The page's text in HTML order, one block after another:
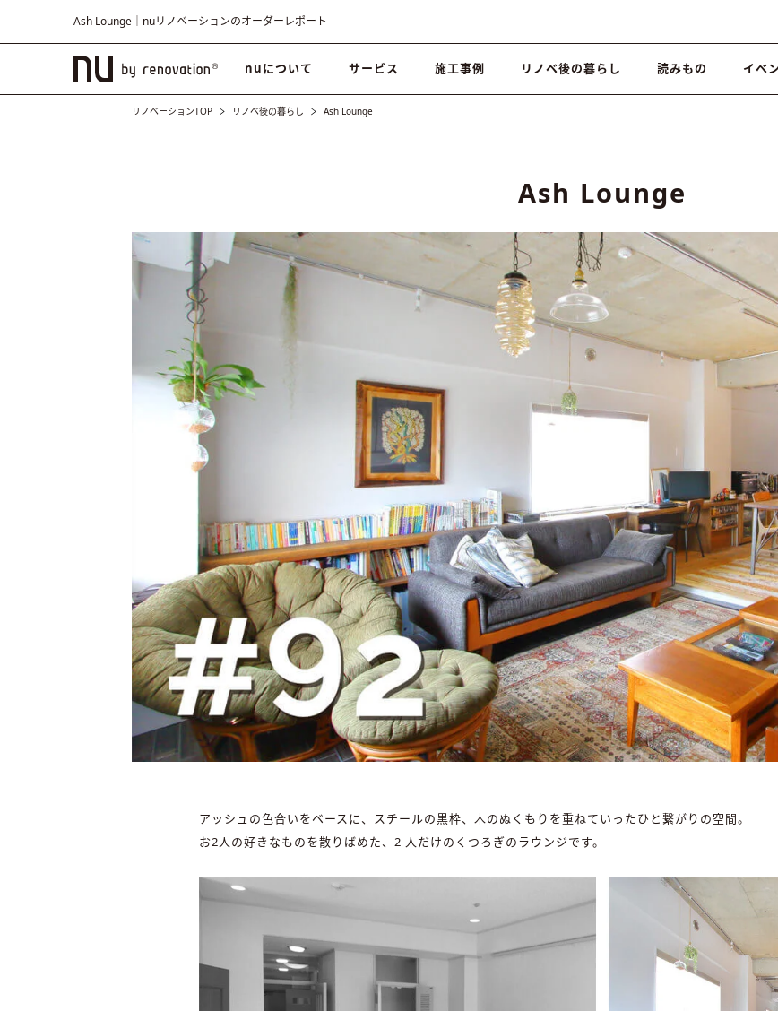
Ash Lounge｜nuリノベーションのオーダーレポート
nuについて サービス 施工事例 リノベ後の暮らし 読みもの イベ
リノベーションTOP リノベ後の暮らし Ash Lounge
Ash Lounge
アッシュの色合いをベースに、スチールの黒枠、木のぬくもりを重ねていったひと繋がりの空間。
お2人の好きなものを散りばめた、2 人だけのくつろぎのラウンジです。